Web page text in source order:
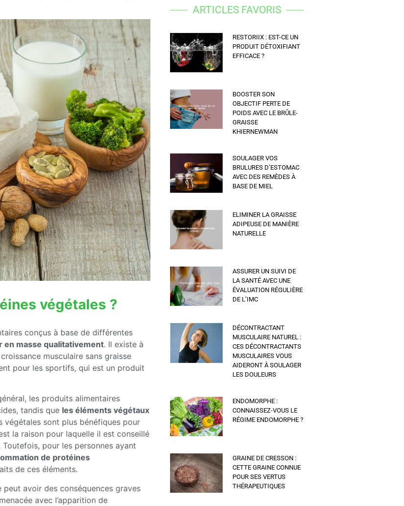
végétales ?
conçus à base de différentes
en masse qualitativement. Il existe à
musculaire sans graisse
pour les sportifs, qui est un produit
les produits alimentaires
tandis que les éléments végétaux
végétales sont plus bénéfiques pour
la raison pour laquelle il est conseillé
pour les personnes ayant
de protéines
de ces éléments.
peut avoir des conséquences graves
avec l’apparition de
ARTICLES FAVORIS
RESTORIIX : EST-CE UN
PRODUIT DÉTOXIFIANT
EFFICACE ?
BOOSTER SON
OBJECTIF PERTE DE
POIDS AVEC LE BRÛLE-
GRAISSE
KHIERNEWMAN
SOULAGER VOS
BRULURES D’ESTOMAC
AVEC DES REMÈDES À
BASE DE MIEL
ELIMINER LA GRAISSE
ADIPEUSE DE MANIÈRE
NATURELLE
ASSURER UN SUIVI DE
LA SANTÉ AVEC UNE
ÉVALUATION RÉGULIÈRE
DE L’IMC
DÉCONTRACTANT
MUSCULAIRE NATUREL :
CES DÉCONTRACTANTS
MUSCULAIRES VOUS
AIDERONT À SOULAGER
LES DOULEURS
ENDOMORPHE :
CONNAISSEZ-VOUS LE
RÉGIME ENDOMORPHE ?
GRAINE DE CRESSON :
CETTE GRAINE CONNUE
POUR SES VERTUS
THÉRAPEUTIQUES